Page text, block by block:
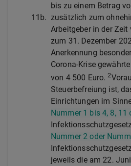
bis zu einem Betrag
11b. zusätzlich zum
Arbeitgeber in der
zum 31. Dezember
Anerkennung
Corona-Krise
von 4 500 Euro.2
Steuerbefreiung ist,
Einrichtungen im
Nummer 1 bis 4, 8, 11
Nummer 2 oder
jeweils die am 22.